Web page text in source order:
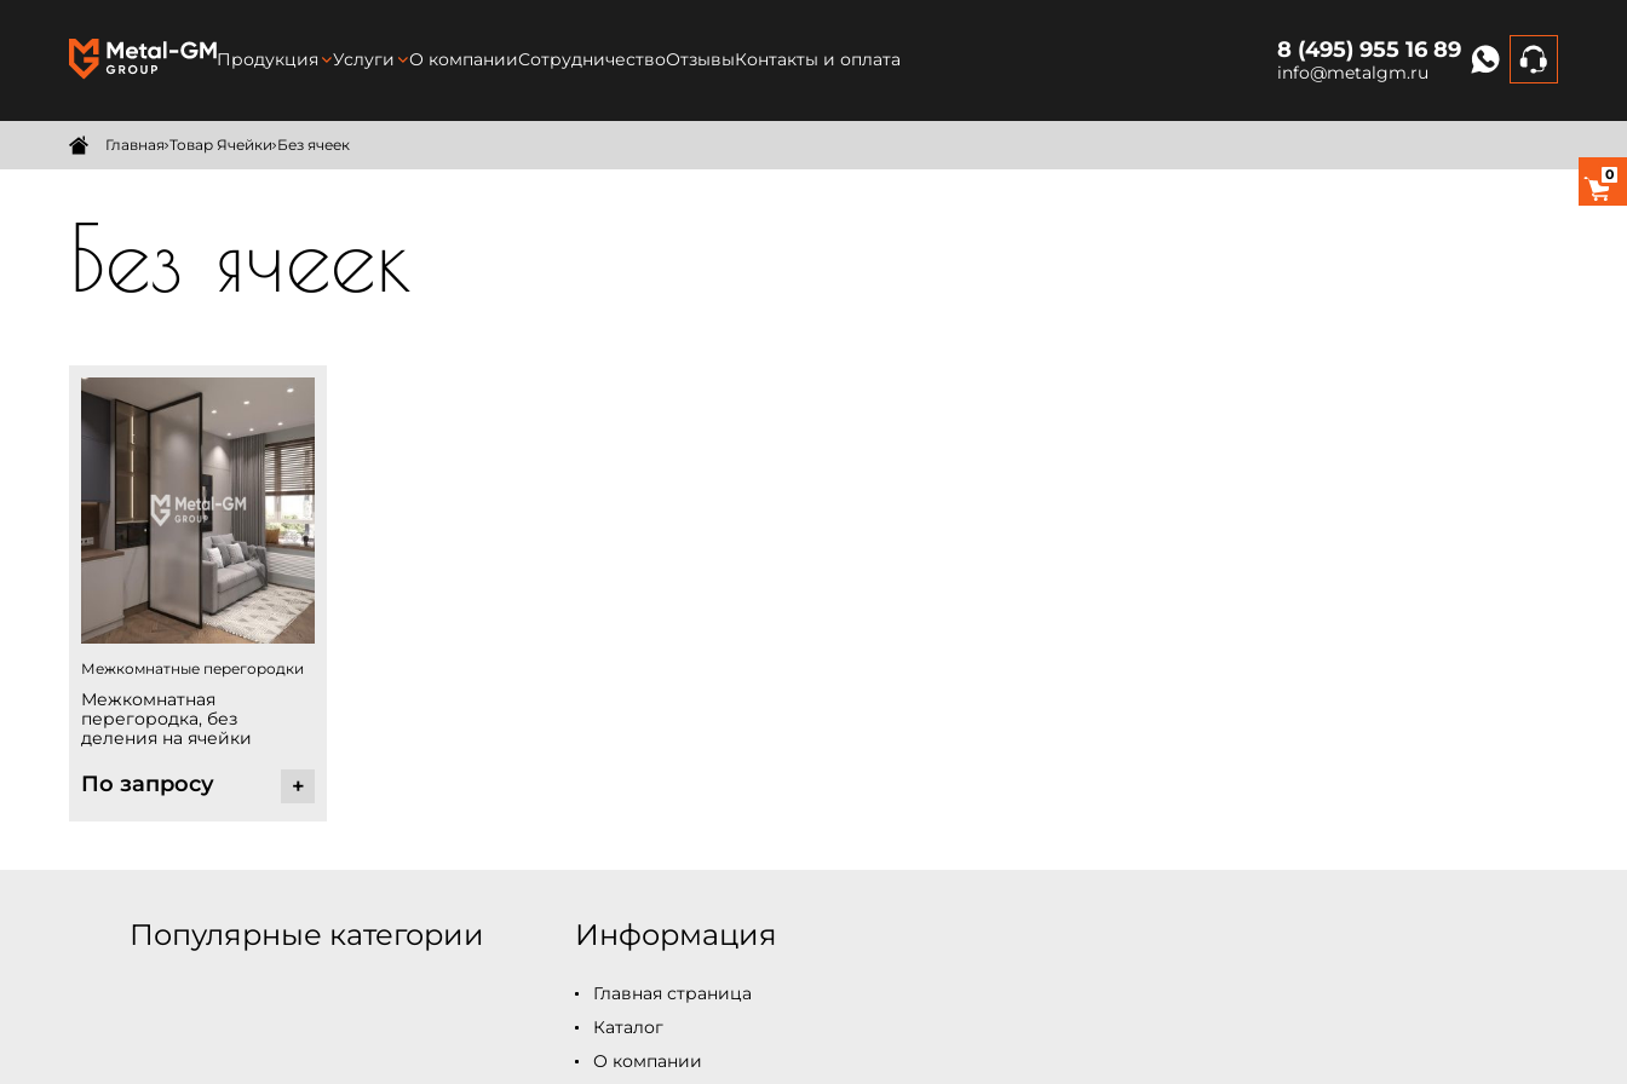
Продукция
Межкомнатные перегородки
Душевые перегородки
Мебель
Безрамные зеркала
Изделия на заказ
Услуги
Производство
Замер
Монтаж
О компанииСотрудничествоОтзывыКонтакты и оплата 8 (495) 955 16 89
info@metalgm.ru
Главная Товар Ячейки Без ячеек
Без ячеек
Межкомнатные перегородки
Межкомнатная
перегородка, без
деления на ячейки
По запросу +
Популярные категории Информация
Главная страница
Каталог
О компании
0